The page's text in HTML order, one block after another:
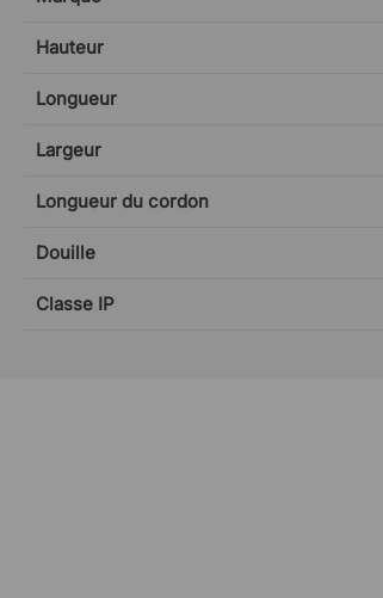
Hauteur
Longueur
Largeur
Longueur du cordon
Douille
Classe IP